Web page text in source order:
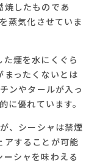
焼したものであ
蒸気化させていま
煙を水にくぐら
まったくないとは
ンやタールが入っ
優れています。
、シーシャは禁煙
アすることが可能
シャを味わえる